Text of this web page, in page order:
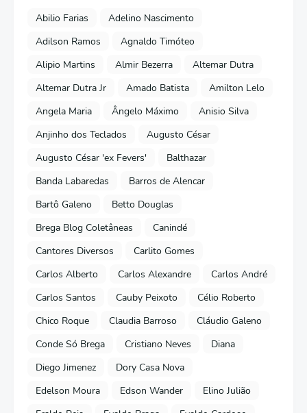
Abilio Farias
Adelino Nascimento
Adilson Ramos
Agnaldo Timóteo
Alipio Martins
Almir Bezerra
Altemar Dutra
Altemar Dutra Jr
Amado Batista
Amilton Lelo
Angela Maria
Ângelo Máximo
Anisio Silva
Anjinho dos Teclados
Augusto César
Augusto César 'ex Fevers'
Balthazar
Banda Labaredas
Barros de Alencar
Bartô Galeno
Betto Douglas
Brega Blog Coletâneas
Canindé
Cantores Diversos
Carlito Gomes
Carlos Alberto
Carlos Alexandre
Carlos André
Carlos Santos
Cauby Peixoto
Célio Roberto
Chico Roque
Claudia Barroso
Cláudio Galeno
Conde Só Brega
Cristiano Neves
Diana
Diego Jimenez
Dory Casa Nova
Edelson Moura
Edson Wander
Elino Julião